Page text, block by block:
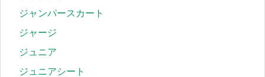
ジャンパースカート
ジャージ
ジュニア
ジュニアシート